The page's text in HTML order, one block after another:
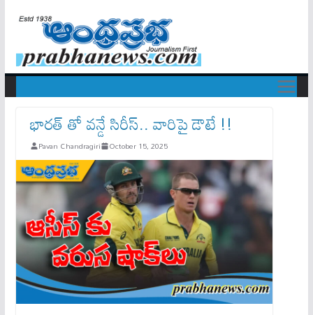
భారత్ తో వన్డే సిరీస్.. వారిపై డౌటే !!
Pavan Chandragiri October 15, 2025